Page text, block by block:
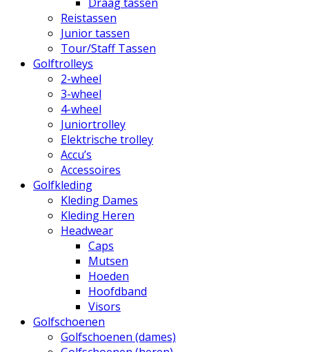
Reistassen
Junior tassen
Tour/Staff Tassen
Golftrolleys
2-wheel
3-wheel
4-wheel
Juniortrolley
Elektrische trolley
Accu’s
Accessoires
Golfkleding
Kleding Dames
Kleding Heren
Headwear
Caps
Mutsen
Hoeden
Hoofdband
Visors
Golfschoenen
Golfschoenen (dames)